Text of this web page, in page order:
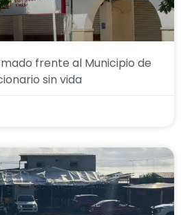
frente al Municipio de
sin vida